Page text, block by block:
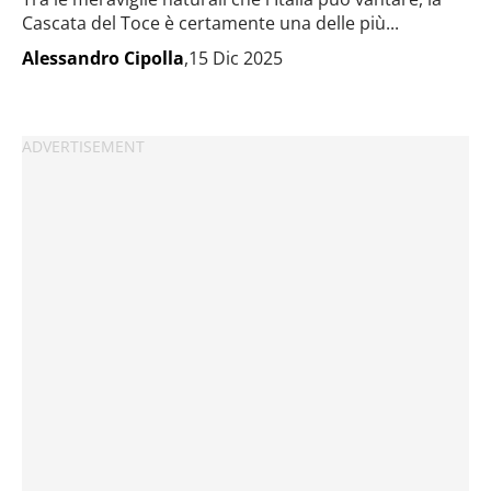
Cascata del Toce è certamente una delle più...
Alessandro Cipolla,15 Dic 2025